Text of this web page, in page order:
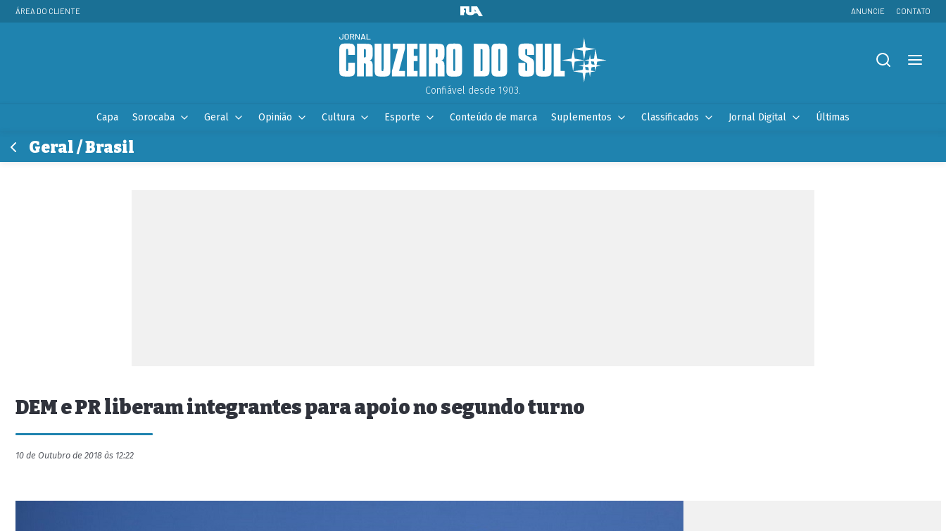
ÁREA DO CLIENTE ANUNCIE CONTATO
Confiável desde 1903.
Capa Sorocaba Geral Opinião Cultura Esporte Conteúdo de marca Suplementos Classificados Jornal Digital Últimas
Geral / Brasil
DEM e PR liberam integrantes para apoio no segundo turno
10 de Outubro de 2018 às 12:22